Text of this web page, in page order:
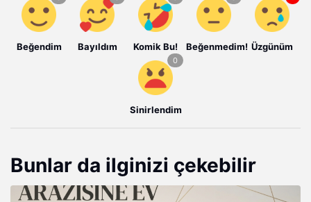
Beğendim Bayıldım Komik Bu! Beğenmedim! Üzgünüm
Sinirlendim
Bunlar da ilginizi çekebilir